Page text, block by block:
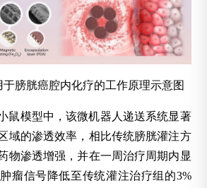
膀胱癌腔内化疗的工作原理示意图
鼠模型中，该微机器人递送系统显著
域的渗透效率，相比传统膀胱灌注方
物渗透增强，并在一周治疗周期内显
瘤信号降低至传统灌注治疗组的3%